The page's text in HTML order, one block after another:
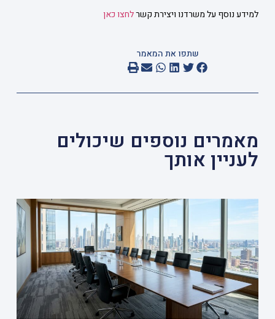
למידע נוסף על משרדנו ויצירת קשרלחצו כאן
שתפו את המאמר
מאמרים נוספים שיכולים
לעניין אותך